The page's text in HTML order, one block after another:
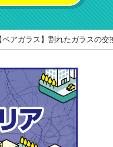
ペアガラス】割れたガラスの